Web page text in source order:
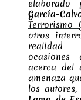
elaborado
García-
Terrorismo
otros
ocasiones
acerca del
amenaza
los